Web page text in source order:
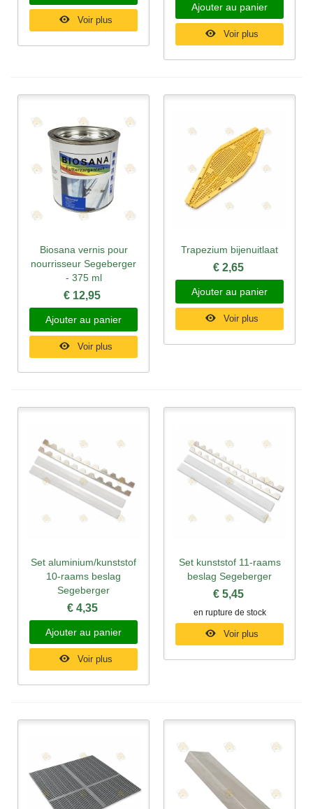
Voir plus
Ajouter au panier
Voir plus
Biosana vernis pour
nourrisseur Segeberger
- 375 ml
€ 12,95
Ajouter au panier
Voir plus
Trapezium bijenuitlaat
€ 2,65
Ajouter au panier
Voir plus
Set aluminium/kunststof
10-raams beslag
Segeberger
€ 4,35
Ajouter au panier
Voir plus
Set kunststof 11-raams
beslag Segeberger
€ 5,45
en rupture de stock
Voir plus